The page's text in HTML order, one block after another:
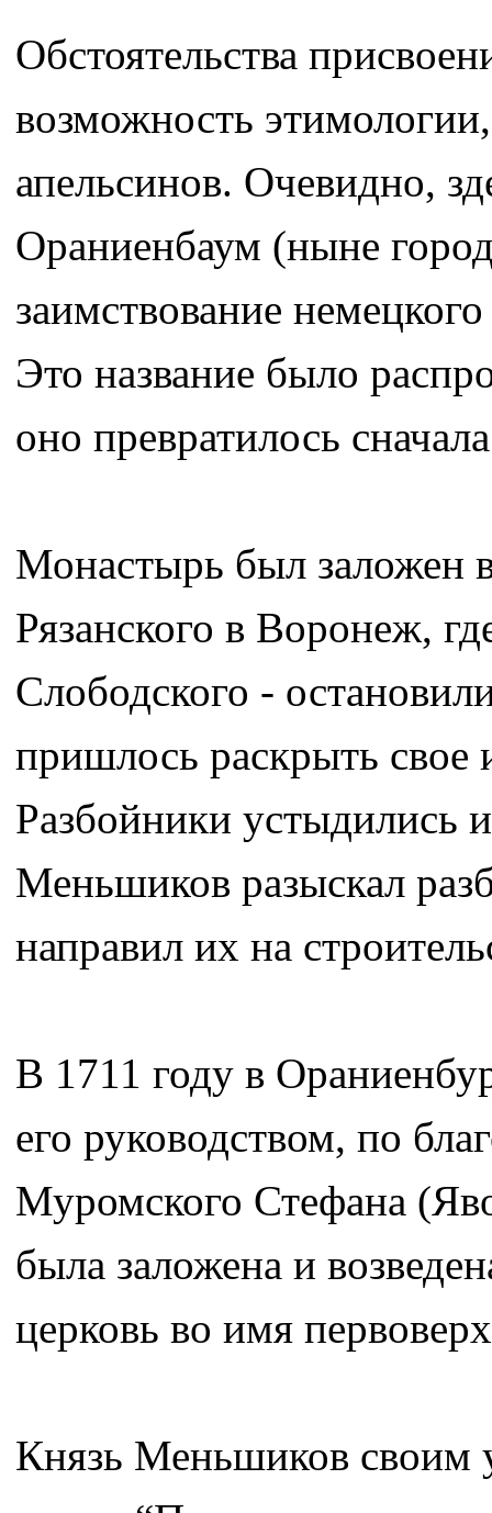
Обстоятельства
возможность
апельсинов. Очевидно,
Ораниенбаум (ныне
заимствование
Это название было
оно превратилось
Монастырь был заложен
Рязанского в Воронеж,
Слободского -
пришлось раскрыть свое
Разбойники устыдились
Меньшиков разыскал
направил их на
В 1711 году в
его руководством, по
Муромского Стефана
была заложена и
церковь во имя
Князь Меньшиков своим